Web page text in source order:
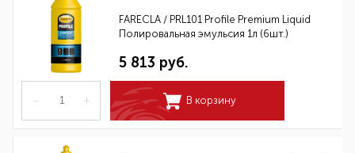
FARECLA / PRL101 Profile Premium Liquid
Полировальная эмульсия 1л (6шт.)
5 813 руб.
– + В корзину